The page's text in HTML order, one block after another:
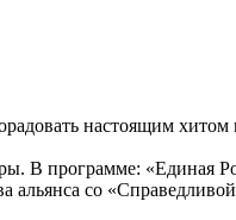
настоящим
В программе: «Единая
со «Справедливой